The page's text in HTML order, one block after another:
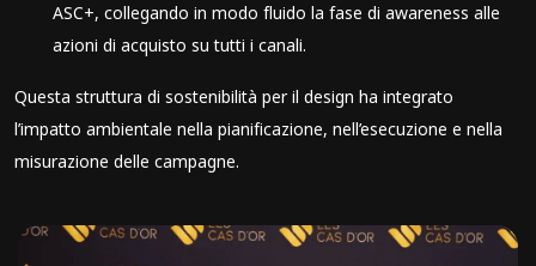
ASC+, collegando in modo fluido la fase di awareness alle
azioni di acquisto su tutti i canali.
Questa struttura di sostenibilità per il design ha integrato
l’impatto ambientale nella pianificazione, nell’esecuzione e nella
misurazione delle campagne.